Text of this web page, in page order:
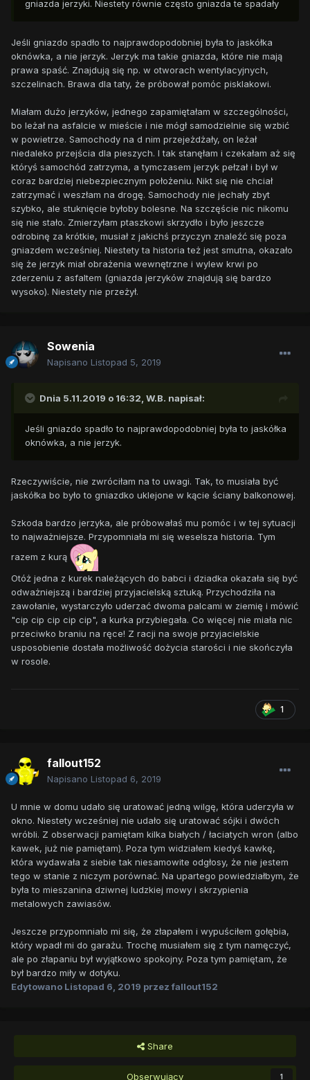
gniazda jerzyki. Niestety równie często gniazda te spadały
Jeśli gniazdo spadło to najprawdopodobniej była to jaskółka
oknówka, a nie jerzyk. Jerzyk ma takie gniazda, które nie mają
prawa spaść. Znajdują się np. w otworach wentylacyjnych,
szczelinach. Brawa dla taty, że próbował pomóc pisklakowi.
Miałam dużo jerzyków, jednego zapamiętałam w szczególności,
bo leżał na asfalcie w mieście i nie mógł samodzielnie się wzbić
w powietrze. Samochody na d nim przejeżdżały, on leżał
niedaleko przejścia dla pieszych. I tak stanęłam i czekałam aż się
któryś samochód zatrzyma, a tymczasem jerzyk pełzał i był w
coraz bardziej niebezpiecznym położeniu. Nikt się nie chciał
zatrzymać i weszłam na drogę. Samochody nie jechały zbyt
szybko, ale stuknięcie byłoby bolesne. Na szczęście nic nikomu
się nie stało. Zmierzyłam ptaszkowi skrzydło i było jeszcze
odrobinę za krótkie, musiał z jakichś przyczyn znaleźć się poza
gniazdem wcześniej. Niestety ta historia też jest smutna, okazało
się że jerzyk miał obrażenia wewnętrzne i wylew krwi po
zderzeniu z asfaltem (gniazda jerzyków znajdują się bardzo
wysoko). Niestety nie przeżył.
Sowenia
Napisano Listopad 5, 2019
Dnia 5.11.2019 o 16:32, W.B. napisał:
Jeśli gniazdo spadło to najprawdopodobniej była to jaskółka
oknówka, a nie jerzyk.
Rzeczywiście, nie zwróciłam na to uwagi. Tak, to musiała być
jaskółka bo było to gniazdko uklejone w kącie ściany balkonowej.
Szkoda bardzo jerzyka, ale próbowałaś mu pomóc i w tej sytuacji
to najważniejsze. Przypomniała mi się weselsza historia. Tym
razem z kurą
Otóż jedna z kurek należących do babci i dziadka okazała się być
odważniejszą i bardziej przyjacielską sztuką. Przychodziła na
zawołanie, wystarczyło uderzać dwoma palcami w ziemię i mówić
"cip cip cip cip cip", a kurka przybiegała. Co więcej nie miała nic
przeciwko braniu na ręce! Z racji na swoje przyjacielskie
usposobienie dostała możliwość dożycia starości i nie skończyła
w rosole.
1
fallout152
Napisano Listopad 6, 2019
U mnie w domu udało się uratować jedną wilgę, która uderzyła w
okno. Niestety wcześniej nie udało się uratować sójki i dwóch
wróbli. Z obserwacji pamiętam kilka białych / łaciatych wron (albo
kawek, już nie pamiętam). Poza tym widziałem kiedyś kawkę,
która wydawała z siebie tak niesamowite odgłosy, że nie jestem
tego w stanie z niczym porównać. Na upartego powiedziałbym, że
była to mieszanina dziwnej ludzkiej mowy i skrzypienia
metalowych zawiasów.
Jeszcze przypomniało mi się, że złapałem i wypuściłem gołębia,
który wpadł mi do garażu. Trochę musiałem się z tym namęczyć,
ale po złapaniu był wyjątkowo spokojny. Poza tym pamiętam, że
był bardzo miły w dotyku.
Edytowano Listopad 6, 2019 przez fallout152
Share
Obserwujący 1